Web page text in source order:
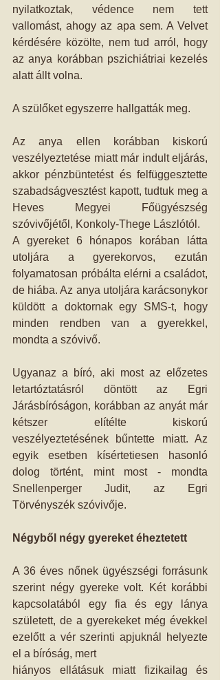
nyilatkoztak, védence nem tett
vallomást, ahogy az apa sem. A Velvet
kérdésére közölte, nem tud arról, hogy
az anya korábban pszichiátriai kezelés
alatt állt volna.
A szülőket egyszerre hallgatták meg.
Az anya ellen korábban kiskorú
veszélyeztetése miatt már indult eljárás,
akkor pénzbüntetést és felfüggesztette
szabadságvesztést kapott, tudtuk meg a
Heves Megyei Főügyészség
szóvivőjétől, Konkoly-Thege Lászlótól.
A gyereket 6 hónapos korában látta
utoljára a gyerekorvos, ezután
folyamatosan próbálta elérni a családot,
de hiába. Az anya utoljára karácsonykor
küldött a doktornak egy SMS-t, hogy
minden rendben van a gyerekkel,
mondta a szóvivő.
Ugyanaz a bíró, aki most az előzetes
letartóztatásról döntött az Egri
Járásbíróságon, korábban az anyát már
kétszer elítélte kiskorú
veszélyeztetésének bűntette miatt. Az
egyik esetben kísértetiesen hasonló
dolog történt, mint most - mondta
Snellenperger Judit, az Egri
Törvényszék szóvivője.
Négyből négy gyereket éheztetett
A 36 éves nőnek ügyészségi forrásunk
szerint négy gyereke volt. Két korábbi
kapcsolatából egy fia és egy lánya
született, de a gyerekeket még évekkel
ezelőtt a vér szerinti apjuknál helyezte
el a bíróság, mert
hiányos ellátásuk miatt fizikailag és